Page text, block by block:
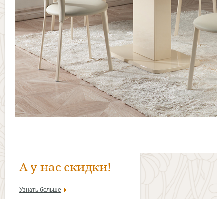
А у нас скидки!
Узнать больше